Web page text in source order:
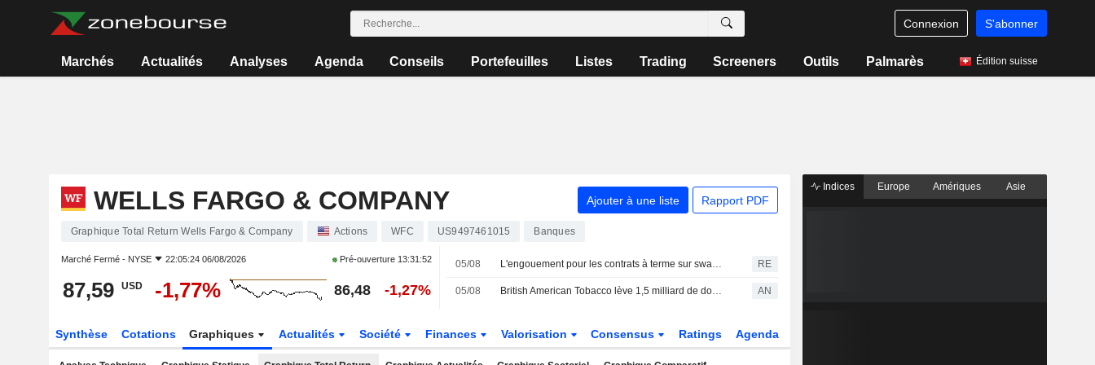
Connexion S'abonner
Marchés Actualités Analyses Agenda Conseils Portefeuilles Listes Trading Screeners Outils Palmarès Édition suisse
WELLS FARGO & COMPANY Ajouter à une liste Rapport PDF
Graphique Total Return Wells Fargo & Company Actions WFC US9497461015 Banques
Marché Fermé - NYSE 22:05:24 06/08/2026 Pré-ouverture 13:31:52
87,59 USD -1,77% 86,48 -1,27%
05/08 L'engouement pour les contrats à terme sur swaps aux États-Unis signale une crainte de taux durablement élevés RE
05/08 British American Tobacco lève 1,5 milliard de dollars sur le marché obligataire AN
Synthèse Cotations Graphiques Actualités Société Finances Valorisation Consensus Ratings Agenda
Indices Europe Amériques Asie